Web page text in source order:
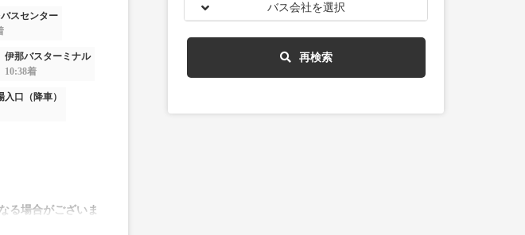
スセンター
伊那バスターミナル
10:38着
口（降車）
る場合がございま
バス会社を選択
再検索